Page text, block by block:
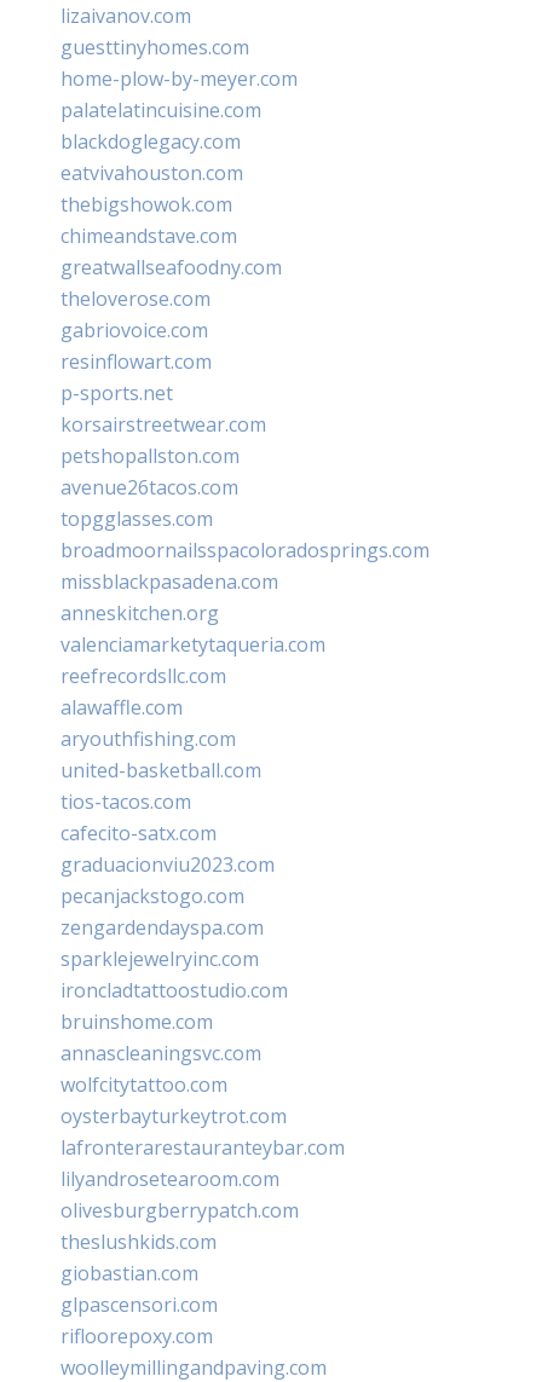
lizaivanov.com
guesttinyhomes.com
home-plow-by-meyer.com
palatelatincuisine.com
blackdoglegacy.com
eatvivahouston.com
thebigshowok.com
chimeandstave.com
greatwallseafoodny.com
theloverose.com
gabriovoice.com
resinflowart.com
p-sports.net
korsairstreetwear.com
petshopallston.com
avenue26tacos.com
topgglasses.com
broadmoornailsspacoloradosprings.com
missblackpasadena.com
anneskitchen.org
valenciamarketytaqueria.com
reefrecordsllc.com
alawaffle.com
aryouthfishing.com
united-basketball.com
tios-tacos.com
cafecito-satx.com
graduacionviu2023.com
pecanjackstogo.com
zengardendayspa.com
sparklejewelryinc.com
ironcladtattoostudio.com
bruinshome.com
annascleaningsvc.com
wolfcitytattoo.com
oysterbayturkeytrot.com
lafronterarestauranteybar.com
lilyandrosetearoom.com
olivesburgberrypatch.com
theslushkids.com
giobastian.com
glpascensori.com
rifloorepoxy.com
woolleymillingandpaving.com